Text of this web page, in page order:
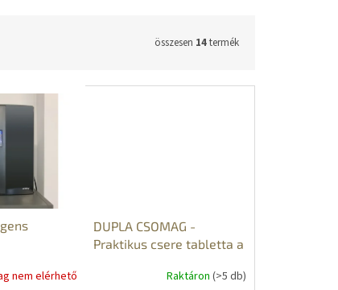
összesen 14termék
nem elérhető
DUPLA CSOMAG -
Praktikus csere tabletta a
Raktáron (>5 db)